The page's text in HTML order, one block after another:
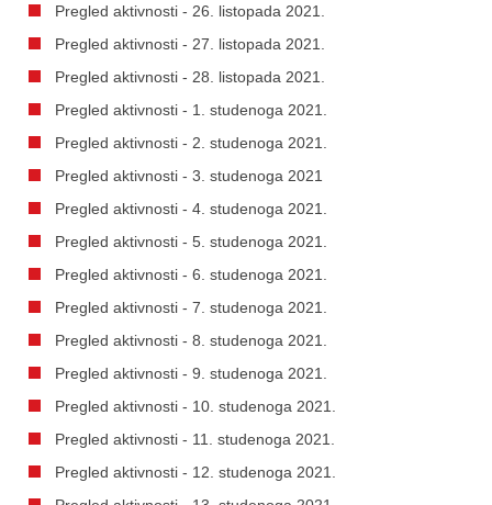
Pregled aktivnosti - 26. listopada 2021.
Pregled aktivnosti - 27. listopada 2021.
Pregled aktivnosti - 28. listopada 2021.
Pregled aktivnosti - 1. studenoga 2021.
Pregled aktivnosti - 2. studenoga 2021.
Pregled aktivnosti - 3. studenoga 2021
Pregled aktivnosti - 4. studenoga 2021.
Pregled aktivnosti - 5. studenoga 2021.
Pregled aktivnosti - 6. studenoga 2021.
Pregled aktivnosti - 7. studenoga 2021.
Pregled aktivnosti - 8. studenoga 2021.
Pregled aktivnosti - 9. studenoga 2021.
Pregled aktivnosti - 10. studenoga 2021.
Pregled aktivnosti - 11. studenoga 2021.
Pregled aktivnosti - 12. studenoga 2021.